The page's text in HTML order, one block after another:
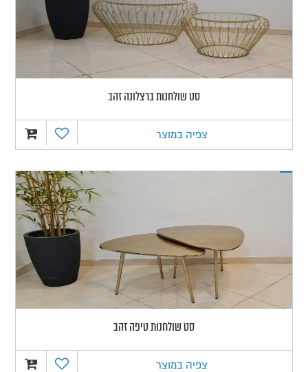
סט שולחנות ברצלונה זהב
צפיה במוצר
סט שולחנות טיפה זהב
צפיה במוצר